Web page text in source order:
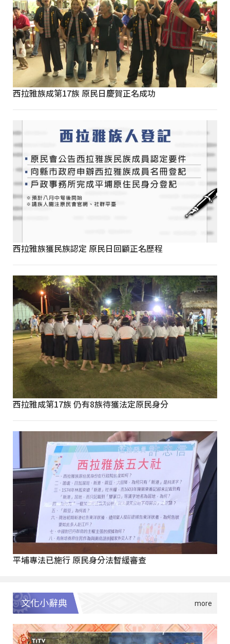
西拉雅族成第17族 原民日慶賀正名成功
西拉雅族獲民族認定 原民日回顧正名歷程
西拉雅成第17族 仍有8族待獲法定原民身分
平埔專法已施行 原民身分法暫緩審查
文化小辭典